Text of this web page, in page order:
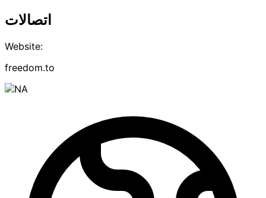
اتصالات
Website:
freedom.to